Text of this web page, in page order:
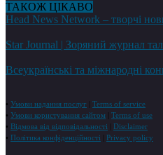
ТАКОЖ ЦІКАВО
Head News Network – творчі
Star Journal | Зоряний журнал
Всеукраїнські та міжнародні
• Умови надання послуг
Terms of service
• Умови користування сайтом
Terms of use
• Відмова від відповідальності
Disclaimer
• Політика конфіденційності Privacy policy